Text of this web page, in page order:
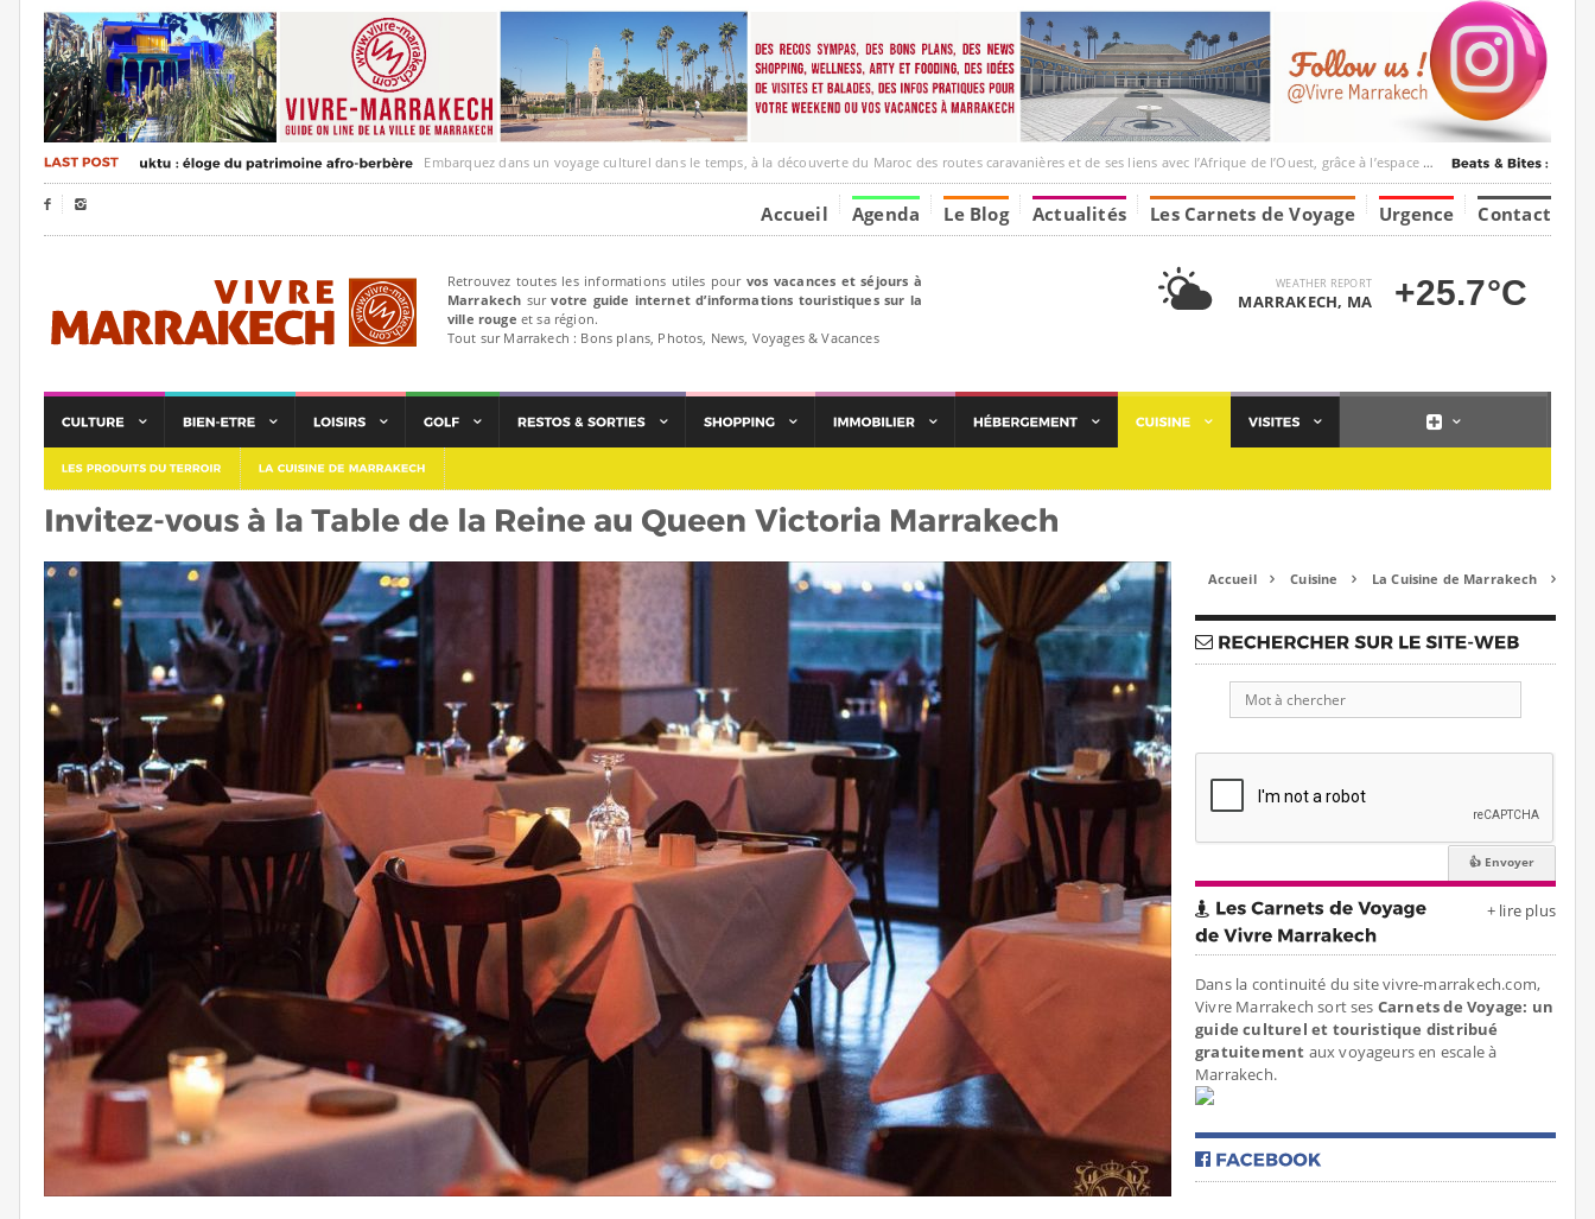
Embarquez dans un voyage culturel dans le temps, à la découverte du Maroc des routes caravanières et de ses liens avec l’Afrique de l’Ouest, grâce à l’espace Marrakesh-Tumbuktu.
  Accueil Agenda Le Blog Actualités Les Carnets de Voyage Urgence Contact
Retrouvez toutes les informations utiles pour vos vacances et séjours à
Marrakech survotre guide internet d’informations touristiques sur la
ville rouge et sa région.
Tout sur Marrakech : Bons plans, Photos, News, Voyages & Vacances
WEATHER REPORT
MARRAKECH, MA +25.7°C
Accueil  Cuisine  La Cuisine de Marrakech 
+ lire plus
Dans la continuité du site vivre-marrakech.com,
Vivre Marrakech sort ses Carnets de Voyage: un
guide culturel et touristique distribué
gratuitement aux voyageurs en escale à
Marrakech.